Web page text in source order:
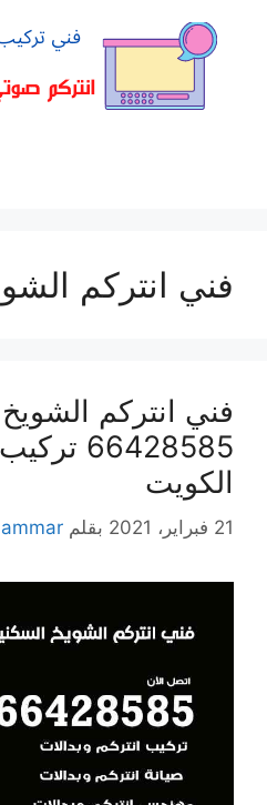
فني انتركم
فني انتركم
الكويت
21 فبراير، 2021 بقلم ammar